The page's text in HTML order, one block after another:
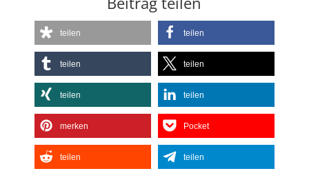
teilen teilen
teilen teilen
teilen teilen
merken Pocket
teilen teilen